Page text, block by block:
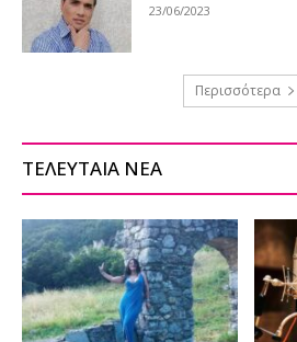
23/06/2023
Περισσότερα
ΤΕΛΕΥΤΑΙΑ ΝΕΑ